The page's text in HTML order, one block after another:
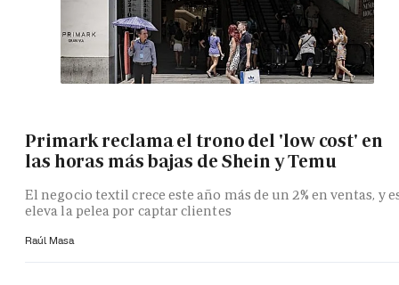
Primark reclama el trono del 'low cost' en
las horas más bajas de Shein y Temu
El negocio textil crece este año más de un 2% en ventas, y
eleva la pelea por captar clientes
Raúl Masa